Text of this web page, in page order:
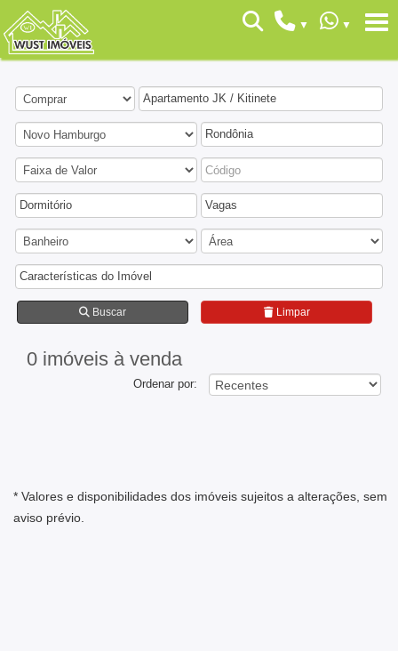
Apartamento JK / Kitinete
Rondônia
Dormitório Vagas
Características do Imóvel
Buscar Limpar
0 imóveis à venda
Ordenar por:
* Valores e disponibilidades dos imóveis sujeitos a alterações, sem
aviso prévio.